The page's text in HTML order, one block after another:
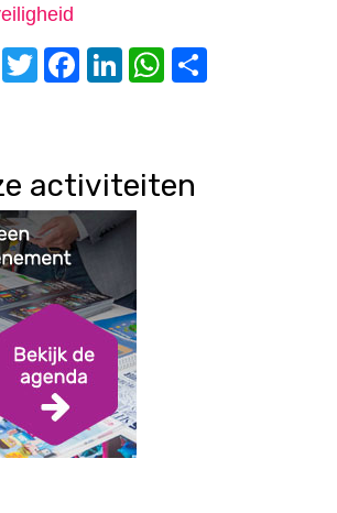
Twitter
Facebook
LinkedIn
WhatsApp
activiteiten